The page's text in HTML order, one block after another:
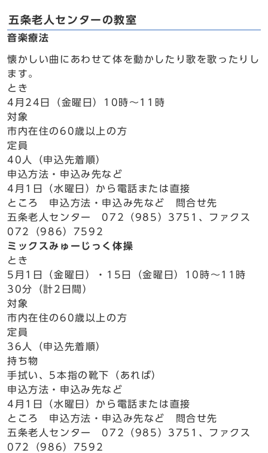
五条老人センターの教室
音楽療法
懐かしい曲にあわせて体を動かしたり歌を歌ったりし
ます。
とき
4月24日（金曜日）10時～11時
対象
市内在住の60歳以上の方
定員
40人（申込先着順）
申込方法・申込み先など
4月1日（水曜日）から電話または直接
ところ 申込方法・申込み先など 問合せ先
五条老人センター 072（985）3751、ファクス
072（986）7592
ミックスみゅーじっく体操
とき
5月1日（金曜日）・15日（金曜日）10時～11時
30分（計2日間）
対象
市内在住の60歳以上の方
定員
36人（申込先着順）
持ち物
手拭い、5本指の靴下（あれば）
申込方法・申込み先など
4月1日（水曜日）から電話または直接
ところ 申込方法・申込み先など 問合せ先
五条老人センター 072（985）3751、ファクス
072（986）7592